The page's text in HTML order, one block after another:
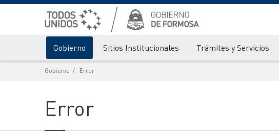
Gobierno Sitios Institucionales Trámites y Servicios
Gobierno Error
Error